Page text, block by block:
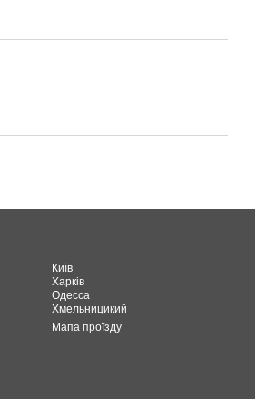
Київ
Харків
Одесcа
Хмельницикий
Мапа проїзду